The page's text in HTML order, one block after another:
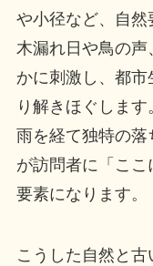
や小径など、自然
木漏れ日や鳥の
かに刺激し、都市
り解きほぐしま
雨を経て独特の
が訪問者に「こ
要素になります。
こうした自然と